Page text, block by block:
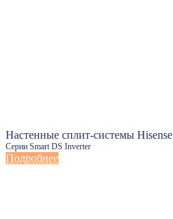
Настенные сплит-системы Hisense
Серии Smart DS Inverter
Подробнее